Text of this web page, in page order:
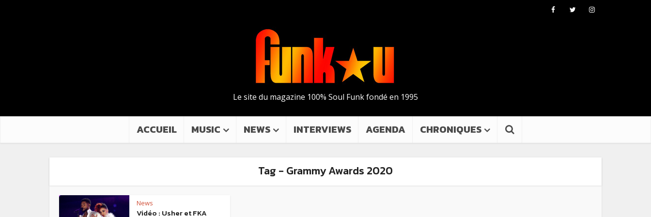
Le site du magazine 100% Soul Funk fondé en 1995
ACCUEIL MUSIC NEWS INTERVIEWS AGENDA CHRONIQUES
Tag - Grammy Awards 2020
News
Vidéo : Usher et FKA